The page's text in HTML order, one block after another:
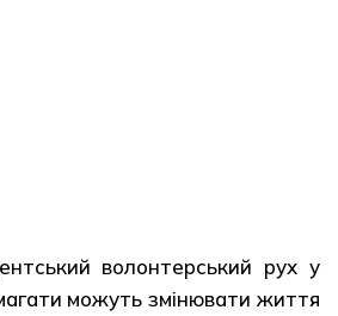
волонтерський рух у
можуть змінювати життя